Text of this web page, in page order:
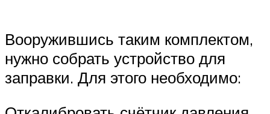
Вооружившись таким комплектом,
нужно собрать устройство для
заправки. Для этого необходимо: